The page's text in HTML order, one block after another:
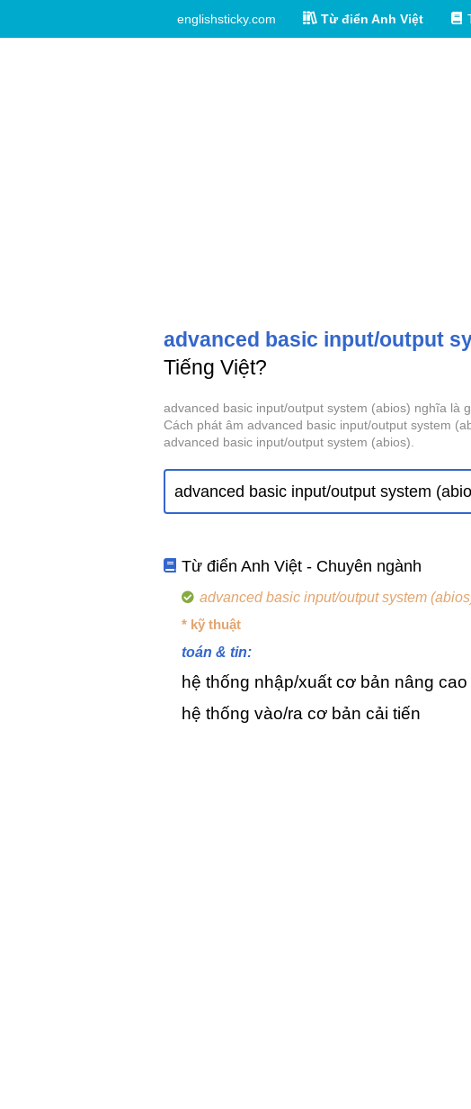
englishsticky.com Từ điển Anh Việt
advanced basic input/output
Tiếng Việt?
advanced basic input/output system (abios) nghĩa là
Cách phát âm advanced basic input/output system
advanced basic input/output system (abios).
Từ điển Anh Việt - Chuyên ngành
advanced basic input/output system
* kỹ thuật
toán & tin:
hệ thống nhập/xuất cơ bản nâng cao
hệ thống vào/ra cơ bản cải tiến